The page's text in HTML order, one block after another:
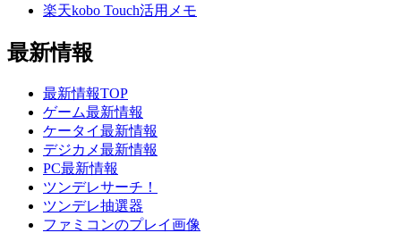
楽天kobo Touch活用メモ
最新情報
最新情報TOP
ゲーム最新情報
ケータイ最新情報
デジカメ最新情報
PC最新情報
ツンデレサーチ！
ツンデレ抽選器
ファミコンのプレイ画像